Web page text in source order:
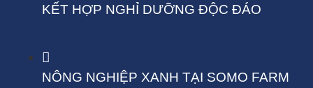
KẾT HỢP NGHỈ DƯỠNG ĐỘC ĐÁO
NÔNG NGHIỆP XANH TẠI SOMO FARM